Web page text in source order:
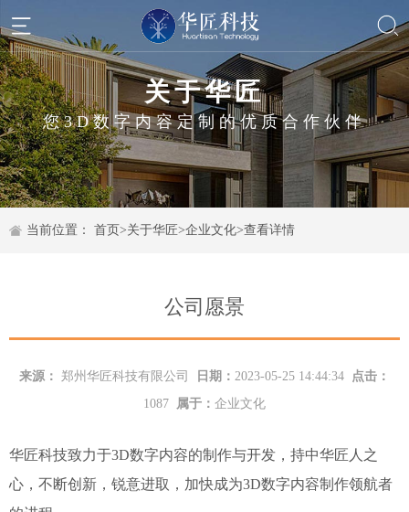
关于华匠
您3D数字内容定制的优质合作伙伴
当前位置： 首页>关于华匠>企业文化>查看详情
公司愿景
来源： 郑州华匠科技有限公司 日期： 2023-05-25 14:44:34
点击：
1087
属于： 企业文化
华匠科技致力于3D数字内容的制作与开发，持中华匠人之
心，不断创新，锐意进取，加快成为3D数字内容制作领航者